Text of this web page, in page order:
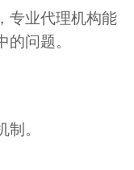
专业代理机构能
问题。
。